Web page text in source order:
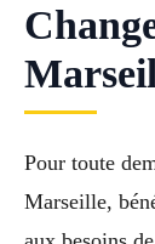
Pour toute
Marseille,